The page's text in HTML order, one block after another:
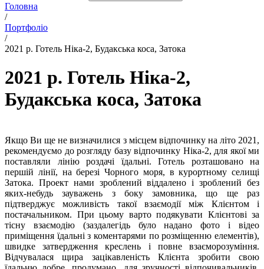
Головна
/
Портфоліо
/
2021 р. Готель Ніка-2, Будакська коса, Затока
2021 р. Готель Ніка-2,
Будакська коса, Затока
Якщо Ви ще не визначилися з місцем відпочинку на літо 2021,
рекомендуємо до розгляду базу відпочинку Ніка-2, для якої ми
поставляли лінію роздачі їдальні. Готель розташовано на
першій лінії, на березі Чорного моря, в курортному селищі
Затока. Проект нами зроблений віддалено і зроблений без
яких-небудь зауважень з боку замовника, що ще раз
підтверджує можливість такої взаємодії між Клієнтом і
постачальником. При цьому варто подякувати Клієнтові за
тісну взаємодію (заздалегідь було надано фото і відео
приміщення їдальні з коментарями по розміщенню елементів),
швидке затвердження креслень і повне взаєморозуміння.
Відчувалася щира зацікавленість Клієнта зробити свою